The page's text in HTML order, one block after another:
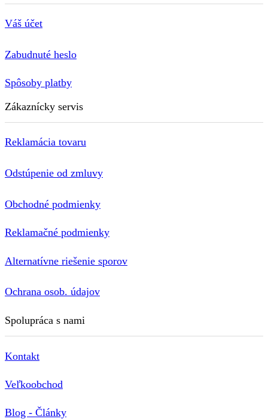
Váš účet
Zabudnuté heslo
Spôsoby platby
Zákaznícky servis
Reklamácia tovaru
Odstúpenie od zmluvy
Obchodné podmienky
Reklamačné podmienky
Alternatívne riešenie sporov
Ochrana osob. údajov
Spolupráca s nami
Kontakt
Veľkoobchod
Blog - Články